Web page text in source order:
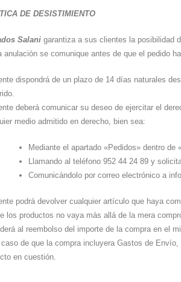
DE DESISTIMIENTO
Salani garantiza a sus clientes la posibilidad
anulación se comunique antes de que el pedido
dispondrá de un plazo de 14 días naturales
deberá comunicar su deseo de ejercitar el
medio admitido en derecho, bien sea:
Mediante el apartado «Pedidos» dentro
Llamando al teléfono 952 44 24 89 y
Comunicándolo por correo electrónico a
podrá devolver cualquier artículo que haya
los productos no vaya más allá de la mera
al reembolso del importe de la compra en el
caso de que la compra incluyera Gastos de
en cuestión.